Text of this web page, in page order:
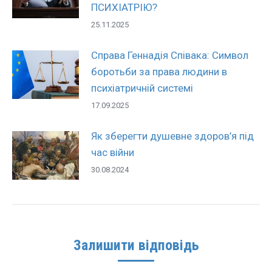
ПСИХІАТРІЮ?
25.11.2025
Справа Геннадія Співака: Символ
боротьби за права людини в
психіатричній системі
17.09.2025
Як зберегти душевне здоров’я під
час війни
30.08.2024
Залишити відповідь